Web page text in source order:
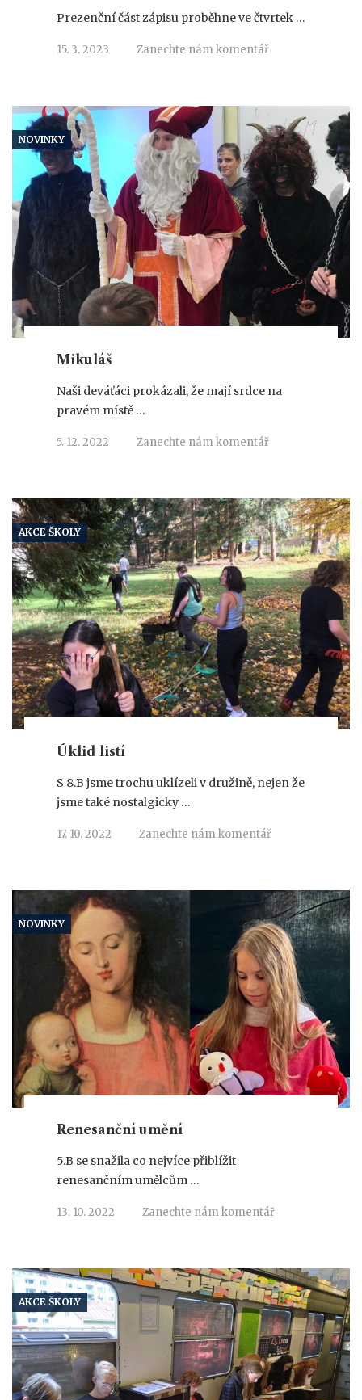
Prezenční část zápisu proběhne ve čtvrtek …
15. 3. 2023 Zanechte nám komentář
NOVINKY
Mikuláš
Naši deváťáci prokázali, že mají srdce na
pravém místě …
5. 12. 2022 Zanechte nám komentář
AKCE ŠKOLY
Úklid listí
S 8.B jsme trochu uklízeli v družině, nejen že
jsme také nostalgicky …
17. 10. 2022 Zanechte nám komentář
NOVINKY
Renesanční umění
5.B se snažila co nejvíce přiblížit
renesančním umělcům …
13. 10. 2022 Zanechte nám komentář
AKCE ŠKOLY